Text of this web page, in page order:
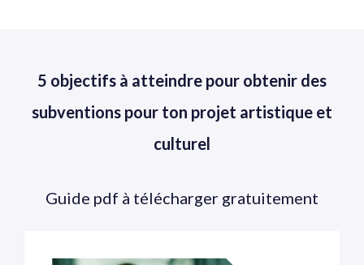
5 objectifs à atteindre pour obtenir des
subventions pour ton projet artistique et
culturel
Guide pdf à télécharger gratuitement